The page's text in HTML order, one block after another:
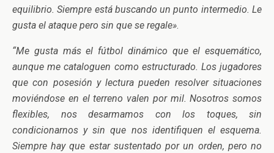
equilibrio. Siempre está buscando un punto intermedio. Le
gusta el ataque pero sin que se regale».
“Me gusta más el fútbol dinámico que el esquemático,
aunque me cataloguen como estructurado. Los jugadores
que con posesión y lectura pueden resolver situaciones
moviéndose en el terreno valen por mil. Nosotros somos
flexibles, nos desarmamos con los toques, sin
condicionarnos y sin que nos identifiquen el esquema.
Siempre hay que estar sustentado por un orden, pero no